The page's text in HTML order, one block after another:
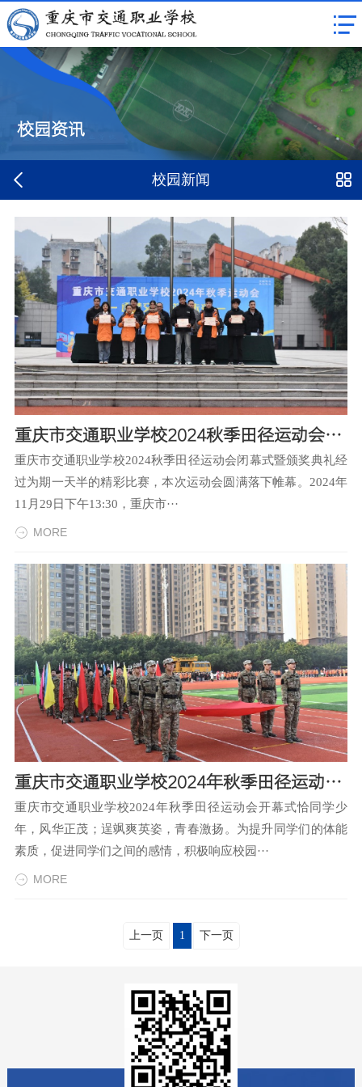
校园资讯
校园新闻
重庆市交通职业学校2024秋季田径运动会闭幕式暨颁奖典礼
重庆市交通职业学校2024秋季田径运动会闭幕式暨颁奖典礼经
过为期一天半的精彩比赛，本次运动会圆满落下帷幕。2024年
11月29日下午13:30，重庆市···
MORE
重庆市交通职业学校2024年秋季田径运动会开幕式
重庆市交通职业学校2024年秋季田径运动会开幕式恰同学少
年，风华正茂；逞飒爽英姿，青春激扬。为提升同学们的体能
素质，促进同学们之间的感情，积极响应校园···
MORE
上一页 1 下一页